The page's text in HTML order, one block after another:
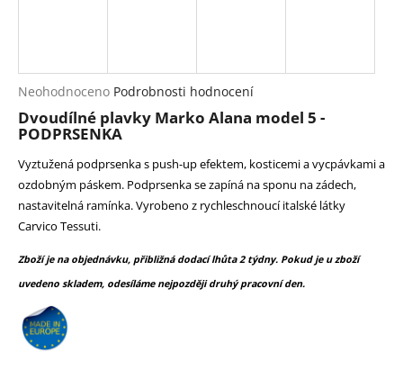
Průměrné
hodnocení
produktu
je
0,0
5
hvězdiček.
Neohodnoceno Podrobnosti hodnocení
Dvoudílné plavky Marko Alana model 5 -
PODPRSENKA
Vyztužená podprsenka s push-up efektem, kosticemi a vycpávkami a
ozdobným páskem. Podprsenka se zapíná na sponu na zádech,
nastavitelná ramínka. Vyrobeno z rychleschnoucí italské látky
Carvico Tessuti.
Zboží je na objednávku, přibližná dodací lhůta 2 týdny. Pokud je u zboží
uvedeno skladem, odesíláme nejpozději druhý pracovní den.
o
p
o
r
č
u
j
e
m
e